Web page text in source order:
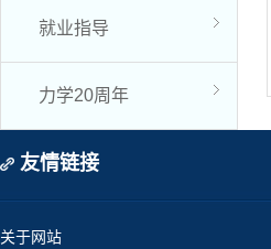
就业指导
力学20周年
友情链接
关于网站